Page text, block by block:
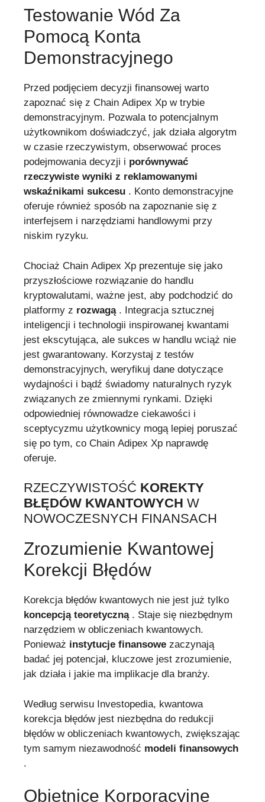
Testowanie Wód Za
Pomocą Konta
Demonstracyjnego
Przed podjęciem decyzji finansowej warto
zapoznać się z Chain Adipex Xp w trybie
demonstracyjnym. Pozwala to potencjalnym
użytkownikom doświadczyć, jak działa algorytm
w czasie rzeczywistym, obserwować proces
podejmowania decyzji i porównywać
rzeczywiste wyniki z reklamowanymi
wskaźnikami sukcesu . Konto demonstracyjne
oferuje również sposób na zapoznanie się z
interfejsem i narzędziami handlowymi przy
niskim ryzyku.
Chociaż Chain Adipex Xp prezentuje się jako
przyszłościowe rozwiązanie do handlu
kryptowalutami, ważne jest, aby podchodzić do
platformy z rozwagą. Integracja sztucznej
inteligencji i technologii inspirowanej kwantami
jest ekscytująca, ale sukces w handlu wciąż nie
jest gwarantowany. Korzystaj z testów
demonstracyjnych, weryfikuj dane dotyczące
wydajności i bądź świadomy naturalnych ryzyk
związanych ze zmiennymi rynkami. Dzięki
odpowiedniej równowadze ciekawości i
sceptycyzmu użytkownicy mogą lepiej poruszać
się po tym, co Chain Adipex Xp naprawdę
oferuje.
RZECZYWISTOŚĆ KOREKTY
BŁĘDÓW KWANTOWYCH W
NOWOCZESNYCH FINANSACH
Zrozumienie Kwantowej
Korekcji Błędów
Korekcja błędów kwantowych nie jest już tylko
koncepcją teoretyczną. Staje się niezbędnym
narzędziem w obliczeniach kwantowych.
Ponieważ instytucje finansowe zaczynają
badać jej potencjał, kluczowe jest zrozumienie,
jak działa i jakie ma implikacje dla branży.
Według serwisu Investopedia, kwantowa
korekcja błędów jest niezbędna do redukcji
błędów w obliczeniach kwantowych, zwiększając
tym samym niezawodność modeli finansowych
.
Obietnice Korporacyjne